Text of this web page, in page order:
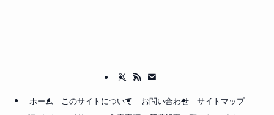
ホーム このサイトについて お問い合わせ
サイトマップ